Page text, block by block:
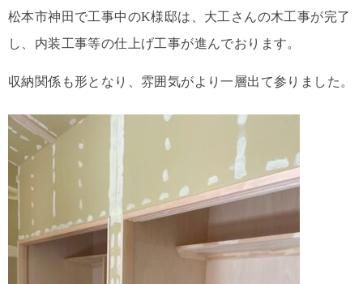
松本市神田で工事中のK様邸は、大工さんの木工事が完了
し、内装工事等の仕上げ工事が進んでおります。
収納関係も形となり、雰囲気がより一層出て参りました。